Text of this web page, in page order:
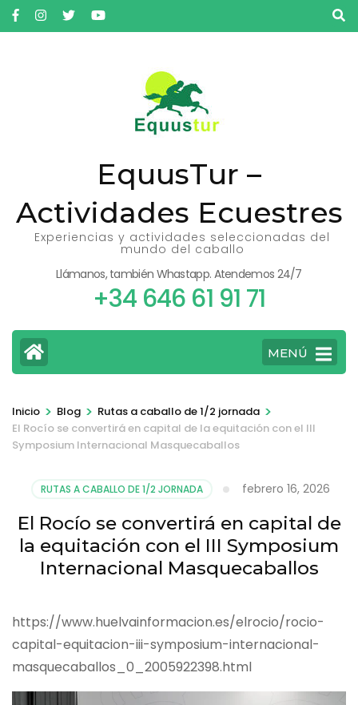
Saltar
al
EquusTur –
Actividades Ecuestres
Experiencias y actividades seleccionadas del
mundo del caballo
Llámanos, también Whastapp. Atendemos 24/7
+34 646 61 91 71
MENÚ
Inicio > Blog > Rutas a caballo de 1/2 jornada >
El Rocío se convertirá en capital de la equitación con el III
Symposium Internacional Masquecaballos
RUTAS A CABALLO DE 1/2 JORNADA febrero 16, 2026
El Rocío se convertirá en capital de
la equitación con el III Symposium
Internacional Masquecaballos
https://www.huelvainformacion.es/elrocio/rocio-
capital-equitacion-iii-symposium-internacional-
masquecaballos_0_2005922398.html